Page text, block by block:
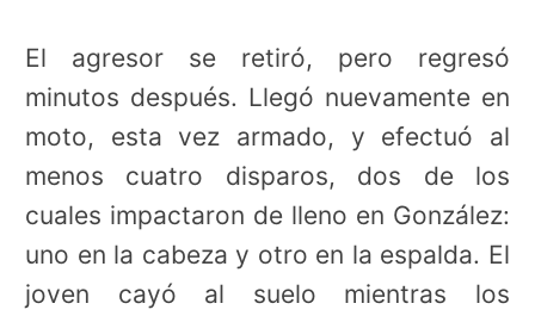
El agresor se retiró, pero regresó
minutos después. Llegó nuevamente en
moto, esta vez armado, y efectuó al
menos cuatro disparos, dos de los
cuales impactaron de lleno en González:
uno en la cabeza y otro en la espalda. El
joven cayó al suelo mientras los